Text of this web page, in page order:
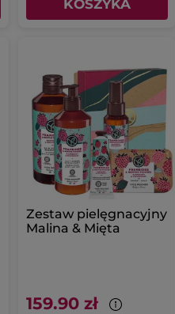
KOSZYKA
Zestaw pielęgnacyjny
Malina & Mięta
159.90 zł